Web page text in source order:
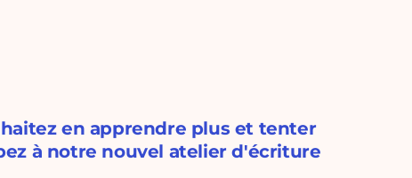
en apprendre plus et tenter
à notre nouvel atelier d'écriture